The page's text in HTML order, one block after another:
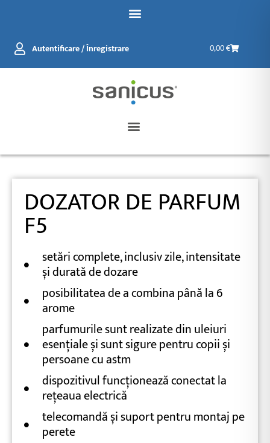
Autentificare / Înregistrare 0,00€Coș
de
DOZATOR DE PARFUM
F5
setări complete, inclusiv zile, intensitate
și durată de dozare
posibilitatea de a combina până la 6
arome
parfumurile sunt realizate din uleiuri
esențiale și sunt sigure pentru copii și
persoane cu astm
dispozitivul funcționează conectat la
rețeaua electrică
telecomandă și suport pentru montaj pe
perete